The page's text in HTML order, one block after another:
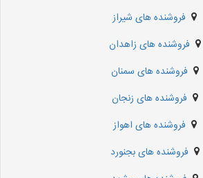
فروشنده های شیراز
فروشنده های زاهدان
فروشنده های سمنان
فروشنده های زنجان
فروشنده های اهواز
فروشنده های بجنورد